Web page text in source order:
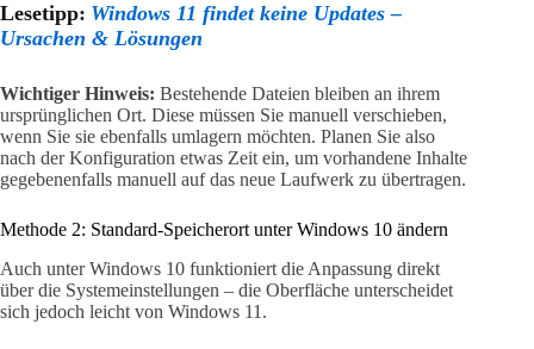
Lesetipp: Windows 11 findet keine Updates –
Ursachen & Lösungen
Wichtiger Hinweis: Bestehende Dateien bleiben an ihrem
ursprünglichen Ort. Diese müssen Sie manuell verschieben,
wenn Sie sie ebenfalls umlagern möchten. Planen Sie also
nach der Konfiguration etwas Zeit ein, um vorhandene Inhalte
gegebenenfalls manuell auf das neue Laufwerk zu übertragen.
Methode 2: Standard-Speicherort unter Windows 10 ändern
Auch unter Windows 10 funktioniert die Anpassung direkt
über die Systemeinstellungen – die Oberfläche unterscheidet
sich jedoch leicht von Windows 11.